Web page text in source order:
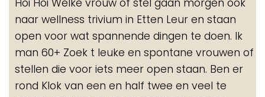
Hoi Hoi Welke vrouw of stel gaan morgen ook
naar wellness trivium in Etten Leur en staan
open voor wat spannende dingen te doen. Ik
man 60+ Zoek t leuke en spontane vrouwen of
stellen die voor iets meer open staan. Ben er
rond Klok van een en half twee en veel te